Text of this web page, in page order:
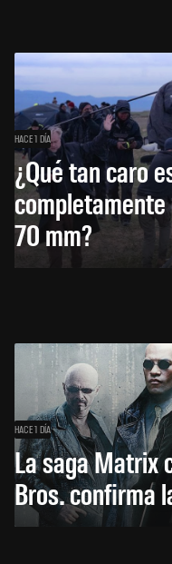
HACE 1 DÍA
¿Qué tan caro
70 mm?
HACE 1 DÍA
La saga Matrix
Bros. confirma